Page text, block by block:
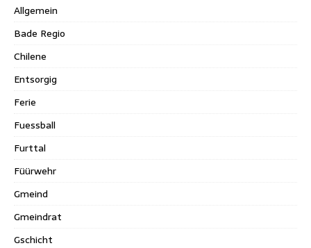
Allgemein
Bade Regio
Chilene
Entsorgig
Ferie
Fuessball
Furttal
Füürwehr
Gmeind
Gmeindrat
Gschicht